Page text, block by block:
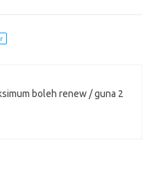
boleh renew / guna 2